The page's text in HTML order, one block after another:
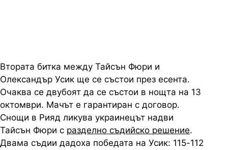
Втората битка между Тайсън Фюри и
Олександър Усик ще се състои през есента.
Очаква се двубоят да се състои в нощта на 13
октомври. Мачът е гарантиран с договор.
Снощи в Рияд ликува украинецът надви
Тайсън Фюри с разделно съдийско решение.
Двама съдии дадоха победата на Усик: 115-112